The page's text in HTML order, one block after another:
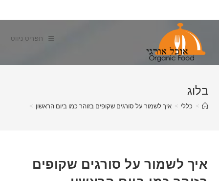
to
תפריט ניווט
בלוג
> כללי > איך לשמור על סורגים שקופים בזוהר כמו ביום הראשון >
איך לשמור על סורגים שקופים